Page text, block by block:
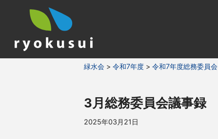
緑水会 > 令和7年度 > 令和7年度総務委員会
3月総務委員会議事録
2025年03月21日